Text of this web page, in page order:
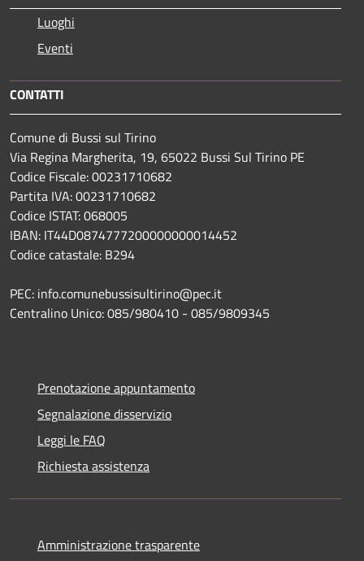
Luoghi
Eventi
CONTATTI
Comune di Bussi sul Tirino
Via Regina Margherita, 19, 65022 Bussi Sul Tirino PE
Codice Fiscale: 00231710682
Partita IVA: 00231710682
Codice ISTAT: 068005
IBAN: IT44D0874777200000000014452
Codice catastale: B294
PEC: info.comunebussisultirino@pec.it
Centralino Unico: 085/980410 - 085/9809345
Prenotazione appuntamento
Segnalazione disservizio
Leggi le FAQ
Richiesta assistenza
Amministrazione trasparente